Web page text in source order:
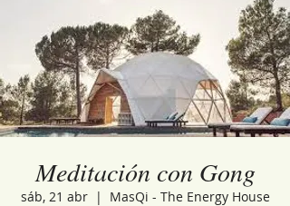
Meditación con Gong
sáb, 21 abr
  |
MasQi - The Energy House